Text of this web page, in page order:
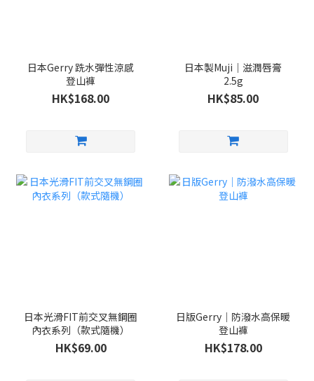
日本Gerry 跣水彈性涼感
登山褲
HK$168.00
日本製Muji｜滋潤唇膏
2.5g
HK$85.00
日本光滑FIT前交叉無鋼圈
內衣系列（款式隨機）
HK$69.00
日版Gerry｜防潑水高保暖
登山褲
HK$178.00